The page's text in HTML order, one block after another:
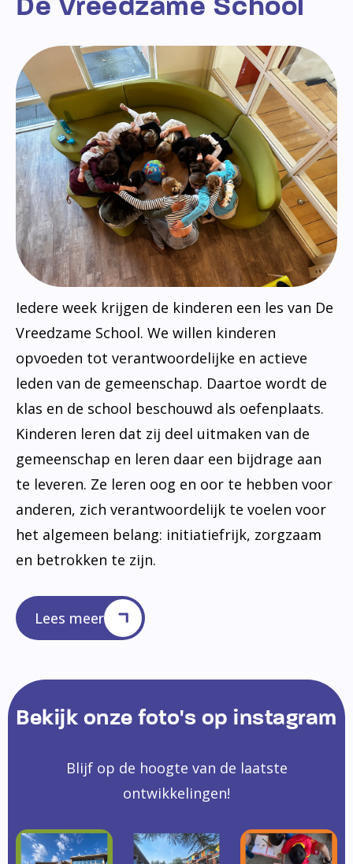
Iedere week krijgen de kinderen een les van De
Vreedzame School. We willen kinderen
opvoeden tot verantwoordelijke en actieve
leden van de gemeenschap. Daartoe wordt de
klas en de school beschouwd als oefenplaats.
Kinderen leren dat zij deel uitmaken van de
gemeenschap en leren daar een bijdrage aan
te leveren. Ze leren oog en oor te hebben voor
anderen, zich verantwoordelijk te voelen voor
het algemeen belang: initiatiefrijk, zorgzaam
en betrokken te zijn.
Lees meer
Bekijk onze foto's op instagram
Blijf op de hoogte van de laatste
ontwikkelingen!